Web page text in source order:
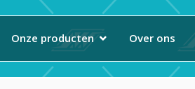
Onze producten Over ons